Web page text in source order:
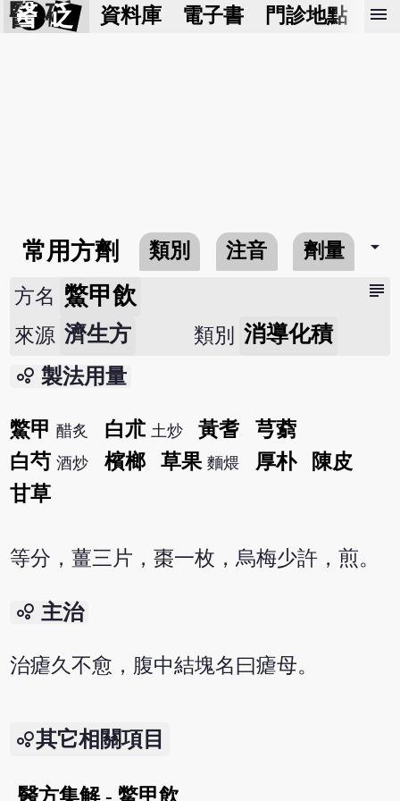
醫 砭 資料庫 電子書 門診地點 預
menu
常用方劑 類別 注音 劑量 arrow_drop_down
subject
方名 鱉甲飲
來源 濟生方 類別 消導化積
bubble_chart 製法用量
鱉甲 醋炙 白朮 土炒 黃耆
芎藭
白芍 酒炒 檳榔 草果 麵煨 厚朴
陳皮
甘草
等分，薑三片，棗一枚，烏梅少許，煎。
bubble_chart 主治
治瘧久不愈，腹中結塊名曰瘧母。
其它相關項目
醫方集解 - 鱉甲飲